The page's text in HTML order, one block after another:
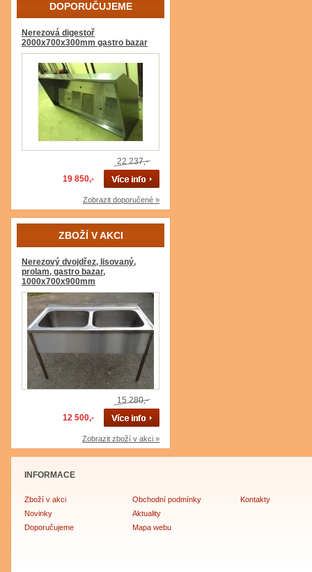
DOPORUČUJEME
Nerezová digestoř
2000x700x300mm gastro bazar
22 237,-
19 850,-
Zobrazit doporučené »
ZBOŽÍ V AKCI
Nerezový dvojdřez, lisovaný,
prolam, gastro bazar,
1000x700x900mm
15 280,-
12 500,-
Zobrazit zboží v akci »
INFORMACE
Zboží v akci
Novinky
Doporučujeme
Obchodní podmínky
Aktuality
Mapa webu
Kontakty